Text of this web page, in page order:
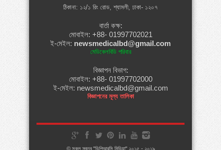
ঠিকানা: ১২/১ রিং রোড, শ্যামলী, ঢাকা- ১২০৭
বার্তা কক্ষ:
মোবাইল: +88- 01997702021
ই-মেইল: newsmedicalbd@gmail.com
মেডিকেলবিডি পরিবার
বিজ্ঞাপন বিভাগ:
মোবাইল: +88- 01997702000
ই-মেইল: newsmedicalbd@gmail.com
বিজ্ঞাপনের মূল্য তালিকা
© সকল স্বত্ব "ডিপিআরসি মিডিয়া" ২০১৫ - ২০১৯